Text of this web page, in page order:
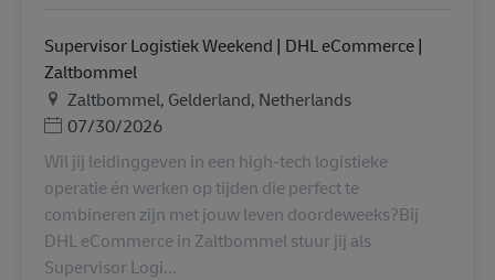
Supervisor Logistiek Weekend | DHL eCommerce |
Zaltbommel
Τοποθεσία
Zaltbommel, Gelderland, Netherlands
Ημερομηνία Ανάρτησης
07/30/2026
Wil jij leidinggeven in een high-tech logistieke
operatie én werken op tijden die perfect te
combineren zijn met jouw leven doordeweeks?Bij
DHL eCommerce in Zaltbommel stuur jij als
Supervisor Logi...